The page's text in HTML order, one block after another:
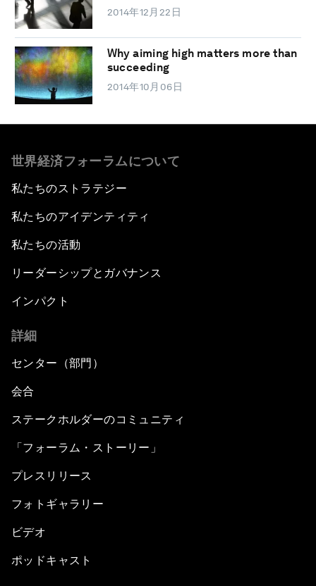
2014年12月22日
Why aiming high matters more than
succeeding
2014年10月06日
世界経済フォーラムについて
私たちのストラテジー
私たちのアイデンティティ
私たちの活動
リーダーシップとガバナンス
インパクト
詳細
センター（部門）
会合
ステークホルダーのコミュニティ
「フォーラム・ストーリー」
プレスリリース
フォトギャラリー
ビデオ
ポッドキャスト